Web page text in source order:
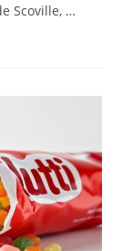
Scoville, …